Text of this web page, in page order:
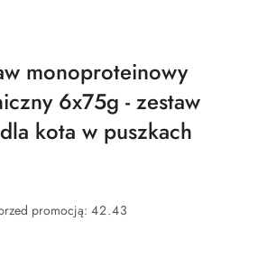
monoproteinowy
6x75g - zestaw
kota w puszkach
promocją: 42.43